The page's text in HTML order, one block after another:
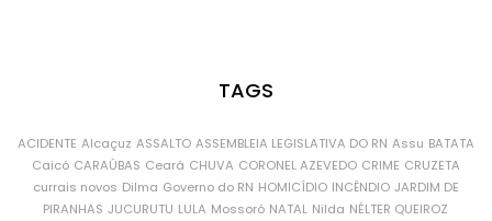
TAGS
ACIDENTE Alcaçuz ASSALTO ASSEMBLEIA LEGISLATIVA DO RN Assu BATATA
Caicó CARAÚBAS Ceará CHUVA CORONEL AZEVEDO CRIME CRUZETA
currais novos Dilma Governo do RN HOMICÍDIO INCÊNDIO JARDIM DE
PIRANHAS JUCURUTU LULA Mossoró NATAL Nilda NÉLTER QUEIROZ